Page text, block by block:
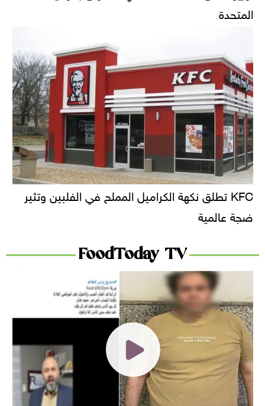
المتحدة
KFC تطلق نكهة الكراميل المملح في الفلبين وتثير
ضجة عالمية
FoodToday TV